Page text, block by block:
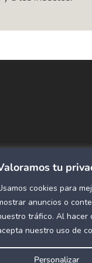
tu
cookies para
anuncios o
tráfico. Al hacer
nuestro uso de
Personalizar
para pared
Residenciales
decorativos para
Flex
para gimnasio